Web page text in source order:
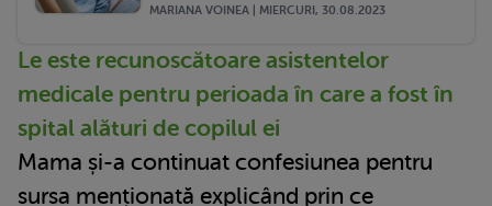
MARIANA VOINEA | MIERCURI, 30.08.2023
Le este recunoscătoare asistentelor
medicale pentru perioada în care a fost în
spital alături de copilul ei
Mama și-a continuat confesiunea pentru
sursa menționată explicând prin ce